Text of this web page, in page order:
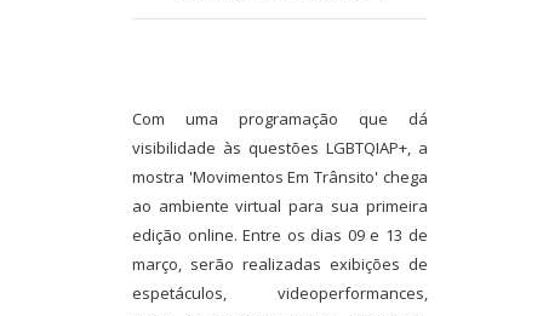
Com uma programação que dá
visibilidade às questões LGBTQIAP+, a
mostra 'Movimentos Em Trânsito' chega
ao ambiente virtual para sua primeira
edição online. Entre os dias 09 e 13 de
março, serão realizadas exibições de
espetáculos, videoperformances,